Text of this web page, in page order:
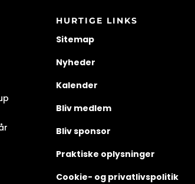
HURTIGE LINKS
Sitemap
Nyheder
Kalender
Bliv medlem
Bliv sponsor
Praktiske oplysninger
Cookie- og privatlivspolitik